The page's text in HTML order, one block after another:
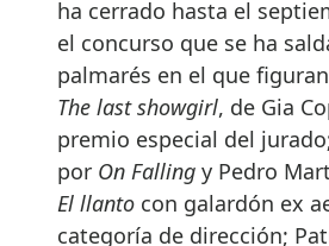
ha cerrado hasta el
el concurso que se ha
palmarés en el que
The last showgirl, de Gia
premio especial del
por On Falling y Pedro
El llanto con galardón ex
categoría de dirección;